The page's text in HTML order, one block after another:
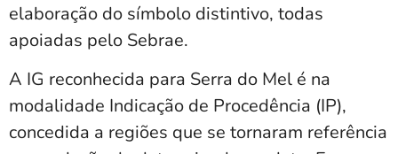
elaboração do símbolo distintivo, todas
apoiadas pelo Sebrae.
A IG reconhecida para Serra do Mel é na
modalidade Indicação de Procedência (IP),
concedida a regiões que se tornaram referência